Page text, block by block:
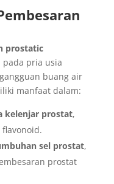
prostatic
pria usia
buang air
manfaat dalam:
kelenjar prostat,
sel prostat,
prostat